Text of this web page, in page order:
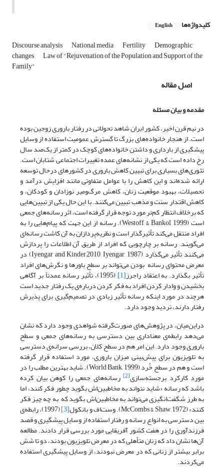
کلیدواژه‌ها English
Discourse analysis National media Fertility Demographic
changes Law of "Rejuvenation of the Population and Support of the
Family"
اصل مقاله
مقدمه و بیان مسئله
در نیم قرن اخیر، کشور ایران شاهد تحولاتی در رفتار باروری زوجین بوده
است. از هنجار خانواده‌های بزرگ تا گسترش عمومیت استفاده از وسایل
پیشگیری از بارداری و داشتن خانواده‌های کوچک در کمتر از یک‌صد سال
رخ داده است که یکی از نشانه‌های عمده تغییرات اجتماعی شتابان است.
تئوری‌های بسیاری برای تبیین کاهش باروری در کشورهای درحال توسعه
ارائه شده‌اند و این کاهش را با عوامل متفاوتی مانند افزایش درآمد و
تحصیلات، بهبود موقعیت زنان، کاهش مرگ‌و‌میر نوزادان و کودکان، و
کاهش اقتدار سنت و مذهب تبیین می‌کنند. با این حال یکی از تبیین‌هایی
که برخلاف انتظار کم‌تر مورد توجه قرار گرفته است، اثر رسانه‌های جمعی
است (Westoff & Bankol, 1999). رسانه از این جهت که پیام‌هایی را به
افراد منتقل می‌کند تأثیر‌گذار است و نظریه‌پردازان به آن کاشت رسانه‌ای
می‌گویند. رسانه بر چارچوبی که افراد از طریق آن اطلاعات را پردازش
می‌کنند تأثیر می‌گذارد (Iyengar and Kinder,2010, Iyengar, 1987) در
معرض محتوای رسانه بودن می‌تواند بر سطح باورها و نگرش‌های افراد
تأثیر بگذارد. به اعتقاد راجرز[1] (1995)، تأثیر رسانه عمدتاً بر آگاهی
بخشیدن و وادار کردن افراد به فکر کردن درباره‌ی یک رفتار جدید است
هرچند در مورد اینکه رسانه تأثیر زیادی در تصمیم‌گیری برای پذیرش
رفتار دارند، تردید وجود دارد.
دراین‌میان، در پژوهش‌های صورت‌گرفته شواهدی وجود دارد که نشان
می‌دهد رابطه‌ی معناداری بین دسترسی به رسانه‌های جمعی و سطح
باروری وجود دارد. این امر هم در سطح کلان، بررسی سرانه‌ی دسترسی
به تلویزیون برای پیش‌بینی میزان باروری، مورد استفاده قرار گرفته
است و هم در سطح خُرد (World Bank, 1999). شاید بهترین مطلب را در
مورد کارکرد برجسته‌سازی[2] رسانه‌های جمعی را کوهن بیان کرده
باشد که رسانه «شاید نتواند به مخاطبین‌اش بگوید چطور فکر کنند، اما
به طرز شگفت‌انگیزی می‌تواند به مخاطبین‌اش بگوید که به چه چیز فکر
کنند» (McCombs & Shaw, 1972). وست‌اف و بانکول [3] (1997)، رابطه‌ی
بین دسترسی به انواع رسانه و رفتار استفاده از وسایل پیشگیری و قصد
فرزندآوری را در هفت کشور آفریقایی مورد بررسی قرار دادند. مطالعه
آن‌ها نشان داد که زنان متأهلی که در معرض تلویزیون بودند، دو تا شش
برابر بیشتر از زنانی که در معرض نبودند، از وسایل پیشگیری استفاده
می‌کردند.